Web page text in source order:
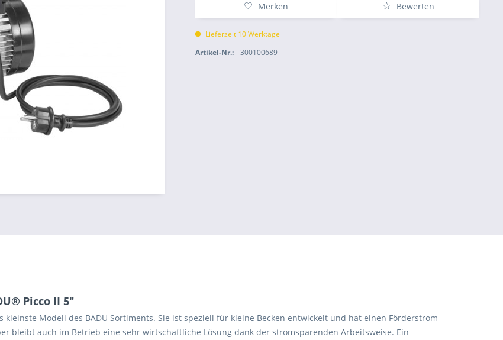
Merken Bewerten
Lieferzeit 10 Werktage
Artikel-Nr.:
300100689
Picco II 5"
Modell des BADU Sortiments. Sie ist speziell für kleine Becken entwickelt und hat einen Förderstrom
bleibt auch im Betrieb eine sehr wirtschaftliche Lösung dank der stromsparenden Arbeitsweise. Ein